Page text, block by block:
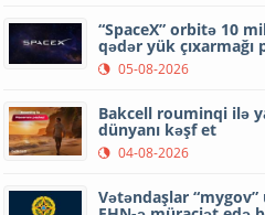
“SpaceX” orbitə 10
qədər yük çıxarmağı
05-08-2026
Bakcell rouminqi ilə
dünyanı kəşf et
04-08-2026
Vətəndaşlar